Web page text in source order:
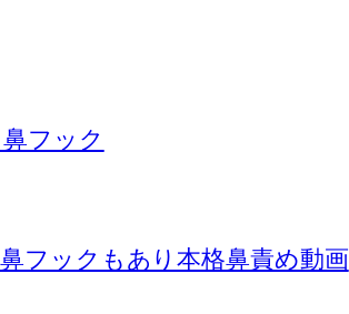
フック
フックもあり本格鼻責め動画